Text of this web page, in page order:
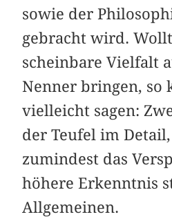
sowie der
gebracht wird.
scheinbare Vielfalt
Nenner bringen, so
vielleicht sagen:
der Teufel im
zumindest das
höhere Erkenntnis
Allgemeinen.